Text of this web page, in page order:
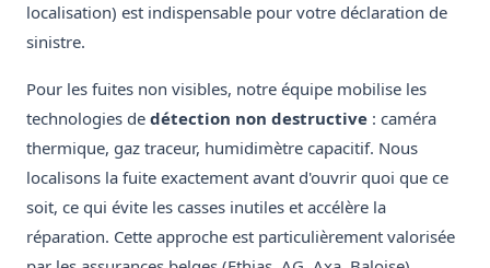
localisation) est indispensable pour votre déclaration de
sinistre.
Pour les fuites non visibles, notre équipe mobilise les
technologies de détection non destructive : caméra
thermique, gaz traceur, humidimètre capacitif. Nous
localisons la fuite exactement avant d'ouvrir quoi que ce
soit, ce qui évite les casses inutiles et accélère la
réparation. Cette approche est particulièrement valorisée